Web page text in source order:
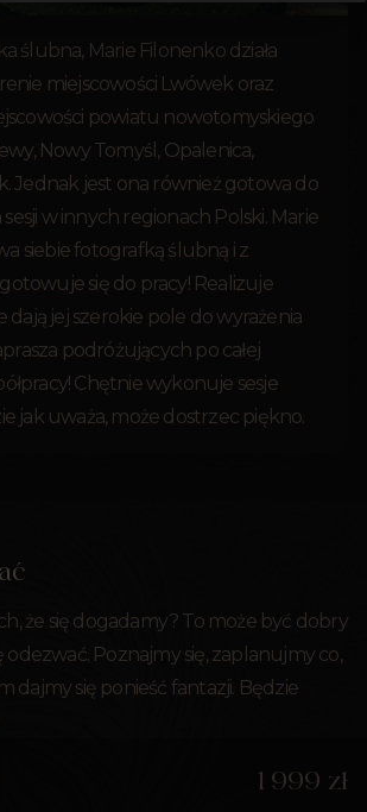
ślubna, Marie Filonenko działa
miejscowości Lwówek oraz
powiatu nowotomyskiego
Nowy Tomyśl, Opalenica,
Jednak jest ona również gotowa do
w innych regionach Polski. Marie
siebie fotografką ślubną i z
się do pracy! Realizuje
dają jej szerokie pole do wyrażenia
podróżujących po całej
Chętnie wykonuje sesje
jak uważa, może dostrzec piękno.
że się dogadamy? To może być dobry
odezwać. Poznajmy się, zaplanujmy co,
dajmy się ponieść fantazji. Będzie
1 999 zł